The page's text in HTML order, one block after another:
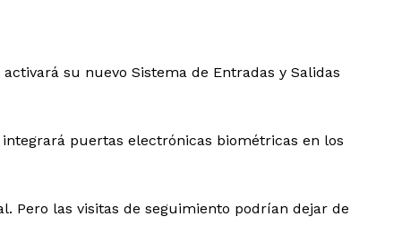
su nuevo Sistema de Entradas y Salidas
puertas electrónicas biométricas en los
Pero las visitas de seguimiento podrían dejar de